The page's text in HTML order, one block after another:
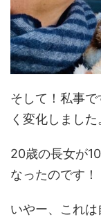
そして！私事
く変化しました
20歳の長女が
なったのです！
いやー、これは